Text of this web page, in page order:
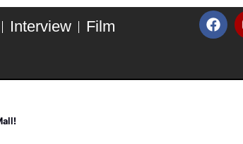
Interview
Film